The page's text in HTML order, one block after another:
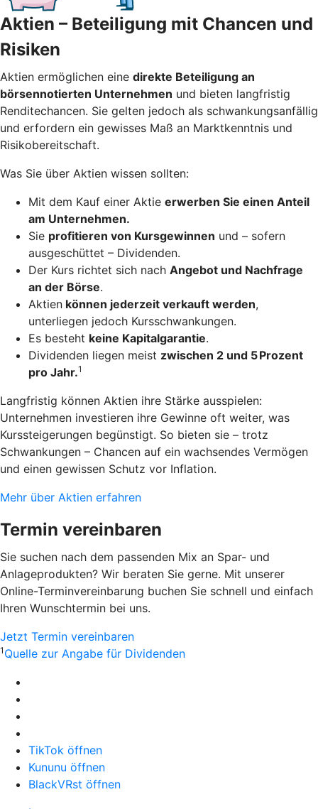
Aktien – Beteiligung mit Chancen und
Risiken
Aktien ermöglichen eine direkte Beteiligung an
börsennotierten Unternehmen und bieten langfristig
Renditechancen. Sie gelten jedoch als schwankungsanfällig
und erfordern ein gewisses Maß an Marktkenntnis und
Risikobereitschaft.
Was Sie über Aktien wissen sollten:
Mit dem Kauf einer Aktie erwerben Sie einen Anteil
am Unternehmen.
Sie profitieren von Kursgewinnen und – sofern
ausgeschüttet – Dividenden.
Der Kurs richtet sich nach Angebot und Nachfrage
an der Börse.
Aktien können jederzeit verkauft werden,
unterliegen jedoch Kursschwankungen.
Es besteht keine Kapitalgarantie.
Dividenden liegen meist zwischen 2 und 5 Prozent
pro Jahr.1
Langfristig können Aktien ihre Stärke ausspielen:
Unternehmen investieren ihre Gewinne oft weiter, was
Kurssteigerungen begünstigt. So bieten sie – trotz
Schwankungen – Chancen auf ein wachsendes Vermögen
und einen gewissen Schutz vor Inflation.
Mehr über Aktien erfahren
Termin vereinbaren
Sie suchen nach dem passenden Mix an Spar- und
Anlageprodukten? Wir beraten Sie gerne. Mit unserer
Online-Terminvereinbarung buchen Sie schnell und einfach
Ihren Wunschtermin bei uns.
Jetzt Termin vereinbaren
1 Quelle zur Angabe für Dividenden
TikTok öffnen
Kununu öffnen
BlackVRst öffnen